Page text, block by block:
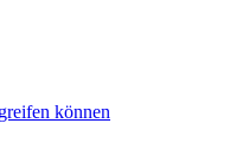
können